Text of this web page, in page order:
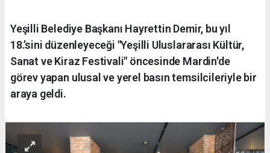
Yeşilli Belediye Başkanı Hayrettin Demir, bu yıl
18.’sini düzenleyeceği "Yeşilli Uluslararası Kültür,
Sanat ve Kiraz Festivali" öncesinde Mardin'de
görev yapan ulusal ve yerel basın temsilcileriyle bir
araya geldi.